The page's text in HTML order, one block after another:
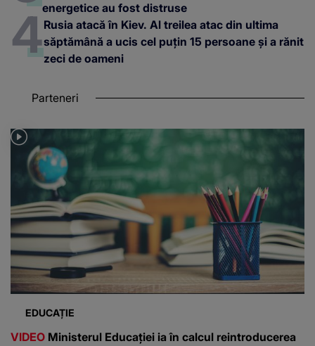
energetice au fost distruse
Rusia atacă în Kiev. Al treilea atac din ultima
săptămână a ucis cel puțin 15 persoane și a rănit
zeci de oameni
Parteneri
EDUCAȚIE
VIDEO Ministerul Educației ia în calcul reintroducerea